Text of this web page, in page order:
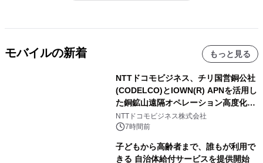
モバイルの新着 もっと見る
NTTドコモビジネス、チリ国営銅公社
(CODELCO)とIOWN(R) APNを活用し
た銅鉱山遠隔オペレーション高度化に
向けた調査・実証を開始
NTTドコモビジネス株式会社
7時間前
子どもから高齢者まで、誰もが利用で
きる 自治体給付サービスを提供開始